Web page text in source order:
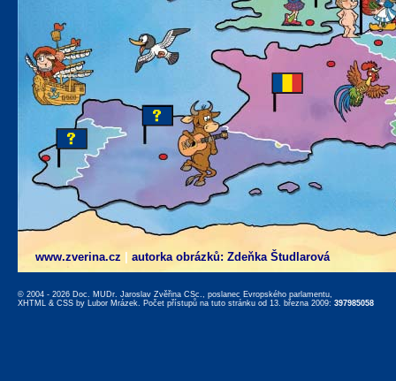
www.zverina.cz autorka obrázků: Zdeňka Študlarová
© 2004 - 2026 Doc. MUDr. Jaroslav Zvěřina CSc., poslanec Evropského parlamentu,
XHTML & CSS by Lubor Mrázek. Počet přístupů na tuto stránku od 13. března 2009: 397985058